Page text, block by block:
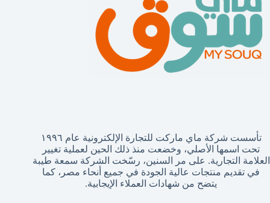
تأسست شركة ماي ماركت للتجارة الإلكترونية عام ١٩٩٦
تحت اسمها الأصلي، وخضعت منذ ذلك الحين لعملية تغيير
العلامة التجارية. على مر السنين، رسّخت الشركة سمعة طيبة
في تقديم منتجات عالية الجودة في جميع أنحاء مصر، كما
يتضح من شهادات العملاء الإيجابية.